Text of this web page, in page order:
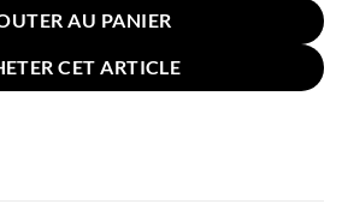
AU PANIER
CET ARTICLE